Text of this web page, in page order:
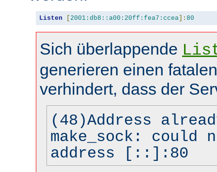
Listen [ 2001:db8::a00:20ff:fea7:ccea]: 80
Sich überlappende
generieren einen
verhindert, dass der
(48)Address
make_sock: could
address [::]:80